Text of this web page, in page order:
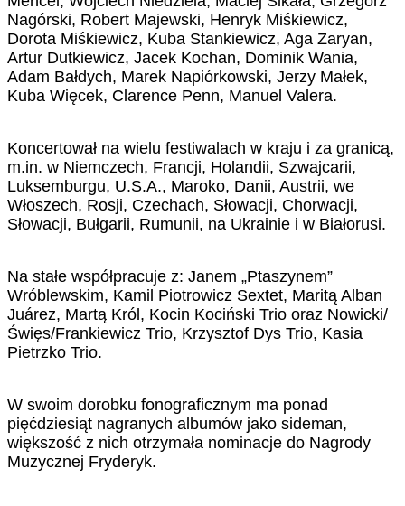
Nagórski, Robert Majewski, Henryk Miśkiewicz,
Dorota Miśkiewicz, Kuba Stankiewicz, Aga Zaryan,
Artur Dutkiewicz, Jacek Kochan, Dominik Wania,
Adam Bałdych, Marek Napiórkowski, Jerzy Małek,
Kuba Więcek, Clarence Penn, Manuel Valera.
Koncertował na wielu festiwalach w kraju i za granicą,
m.in. w Niemczech, Francji, Holandii, Szwajcarii,
Luksemburgu, U.S.A., Maroko, Danii, Austrii, we
Włoszech, Rosji, Czechach, Słowacji, Chorwacji,
Słowacji, Bułgarii, Rumunii, na Ukrainie i w Białorusi.
Na stałe współpracuje z: Janem „Ptaszynem”
Wróblewskim, Kamil Piotrowicz Sextet, Maritą Alban
Juárez, Martą Król, Kocin Kociński Trio oraz Nowicki/
Święs/Frankiewicz Trio, Krzysztof Dys Trio, Kasia
Pietrzko Trio.
W swoim dorobku fonograficznym ma ponad
pięćdziesiąt nagranych albumów jako sideman,
większość z nich otrzymała nominacje do Nagrody
Muzycznej Fryderyk.